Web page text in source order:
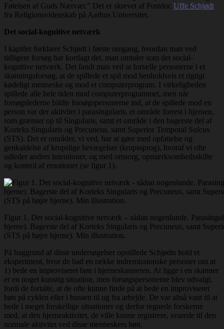
Følelsen af Guds Nærvær.” Det er skrevet af Postdoc Uffe Schjødt
fra Religionsvidenskab på Aarhus Universitet.
Det social-kognitive netværk
I kapitlet forklarer Schjødt i første omgang, hvordan man ved
tidligere forsøg har kortlagt det, man omtaler som det social-
kognitive netværk. Det fandt man ved at fortælle personerne i et
skanningsforsøg, at de spillede et spil mod henholdsvis et rigtigt
kødeligt menneske og mod et computerprogram. I virkeligheden
spillede alle hele tiden mod computerprogrammet, men når
forsøgslederne bildte forsøgspersonerne ind, at de spillede mod en
person var der aktivitet i parasingularis, et område forrest i hjernen,
som grænser op til Singularis, samt et område i den bagerste del af
Korteks Singularis og Precuneus, samt Superior Temporal Sulcus
(STS). Det er områder, vi ved, har at gøre med opfattelse og
genkaldelse af kropslige bevægelser (kropssprog), hvoraf vi ofte
udleder andres intentioner, og med omsorg, opmærksomhedsskifte
og kontrol af emotioner (se figur 1).
Figur 1. Det social-kognitive netværk – sådan nogenlunde.
hjerne). Bagerste del af Korteks Singularis og Precuneus, samt
(STS på højre hjerne). Min illustration.
På baggrund af disse undersøgelser opstillede Schjødts hold et
eksperiment, hvor de bad en række indremissionske personer om at
1) bede en improviseret bøn i hjerneskanneren. At ligge i en skanner
er en noget kunstig situation, men forsøgspersonerne blev udvalgt,
fordi de fortalte, at de ofte kunne finde på at bede en improviseret
bøn på cyklen eller i bussen til og fra arbejde. De var altså vant til at
bede i meget forskellige situationer og derfor regnede forskerne
med, at den hjerneaktivitet, de ville kunne registrere, svarede til den
normale aktivitet ved disse menneskers bøn.